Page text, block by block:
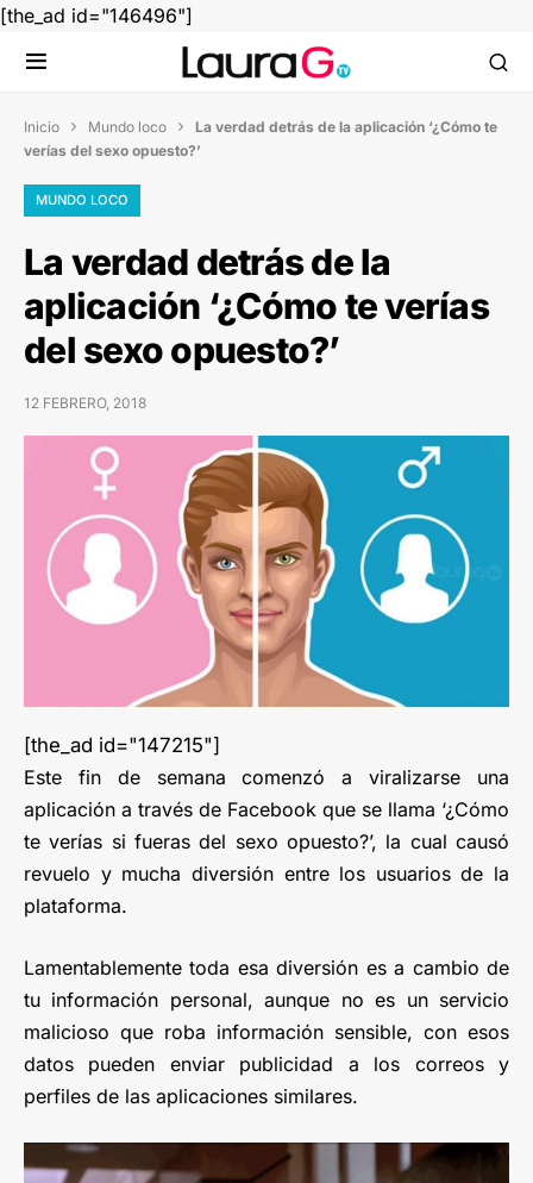
[the_ad id="146496"]
Inicio  Mundo loco  La verdad detrás de la aplicación ‘¿Cómo te
verías del sexo opuesto?’
MUNDO LOCO
La verdad detrás de la
aplicación ‘¿Cómo te verías
del sexo opuesto?’
12 FEBRERO, 2018
[the_ad id="147215"]
Este fin de semana comenzó a viralizarse una
aplicación a través de Facebook que se llama ‘¿Cómo
te verías si fueras del sexo opuesto?’, la cual causó
revuelo y mucha diversión entre los usuarios de la
plataforma.
Lamentablemente toda esa diversión es a cambio de
tu información personal, aunque no es un servicio
malicioso que roba información sensible, con esos
datos pueden enviar publicidad a los correos y
perfiles de las aplicaciones similares.